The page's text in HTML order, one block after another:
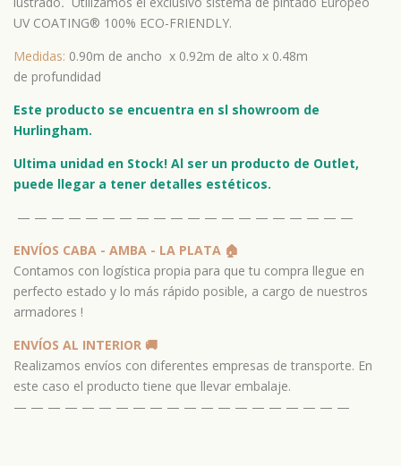
UV COATING®️ 100% ECO-FRIENDLY.
Medidas: 0.90m de ancho x 0.92m de alto x 0.48m
de profundidad
Este producto se encuentra en sl showroom de
Hurlingham.
Ultima unidad en Stock! Al ser un producto de Outlet,
puede llegar a tener detalles estéticos.
— — — — — — — — — — — — — — — — — — — —
ENVÍOS CABA - AMBA - LA PLATA 🏠
Contamos con logística propia para que tu compra llegue en
perfecto estado y lo más rápido posible, a cargo de nuestros
armadores !
ENVÍOS AL INTERIOR 🚚
Realizamos envíos con diferentes empresas de transporte. En
este caso el producto tiene que llevar embalaje.
— — — — — — — — — — — — — — — — — — — —